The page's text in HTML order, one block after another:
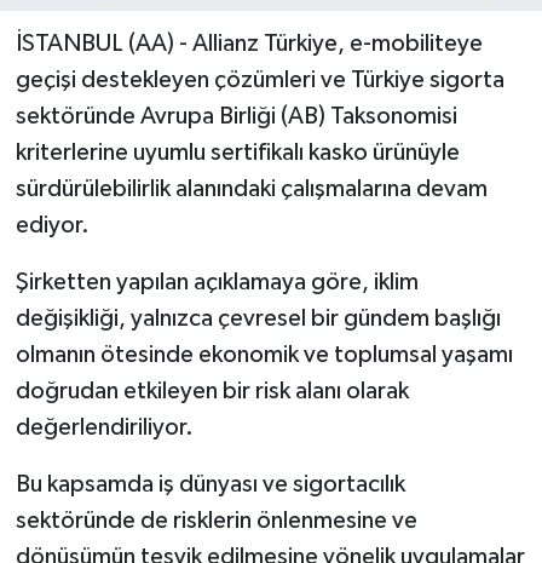
İSTANBUL (AA) - Allianz Türkiye, e-mobiliteye
geçişi destekleyen çözümleri ve Türkiye sigorta
sektöründe Avrupa Birliği (AB) Taksonomisi
kriterlerine uyumlu sertifikalı kasko ürünüyle
sürdürülebilirlik alanındaki çalışmalarına devam
ediyor.
Şirketten yapılan açıklamaya göre, iklim
değişikliği, yalnızca çevresel bir gündem başlığı
olmanın ötesinde ekonomik ve toplumsal yaşamı
doğrudan etkileyen bir risk alanı olarak
değerlendiriliyor.
Bu kapsamda iş dünyası ve sigortacılık
sektöründe de risklerin önlenmesine ve
dönüşümün teşvik edilmesine yönelik uygulamalar